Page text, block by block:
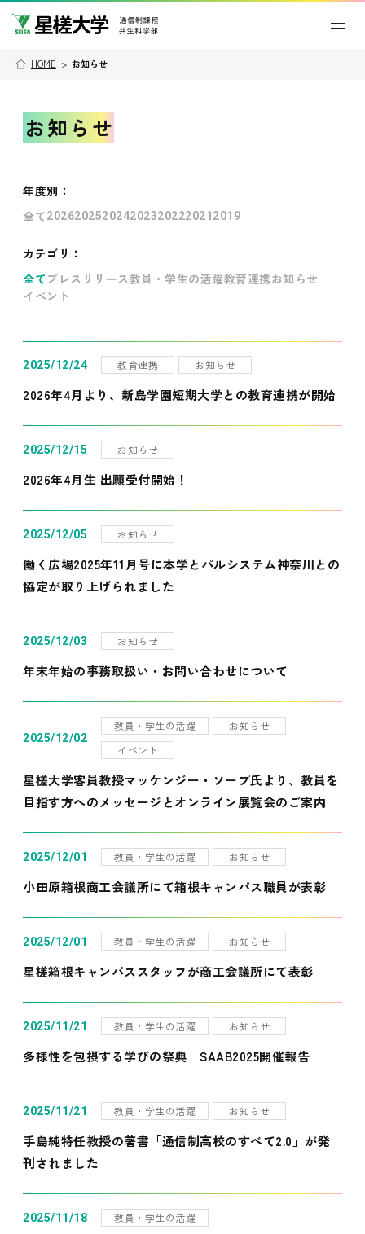
HOME > お知らせ
お知らせ
年度別 ：
全て202620252024202320222021 2019
カテゴリ：
全て プレスリリース教員・学生の活躍教育連携お知らせ
イベント
2025/12/24 教育連携 お知らせ
2026年4月より、新島学園短期大学との教育連携が開始
2025/12/15 お知らせ
2026年4月生 出願受付開始！
2025/12/05 お知らせ
働く広場2025年11月号に本学とパルシステム神奈川との
協定が取り上げられました
2025/12/03 お知らせ
年末年始の事務取扱い・お問い合わせについて
2025/12/02
教員・学生の活躍
お知らせ
イベント
星槎大学客員教授マッケンジー・ソープ氏より、教員を
目指す方へのメッセージとオンライン展覧会のご案内
2025/12/01 教員・学生の活躍 お知らせ
小田原箱根商工会議所にて箱根キャンパス職員が表彰
2025/12/01 教員・学生の活躍 お知らせ
星槎箱根キャンパススタッフが商工会議所にて表彰
2025/11/21 教員・学生の活躍 お知らせ
多様性を包摂する学びの祭典 SAAB2025開催報告
2025/11/21 教員・学生の活躍 お知らせ
手島純特任教授の著書「通信制高校のすべて2.0」が発
刊されました
2025/11/18 教員・学生の活躍